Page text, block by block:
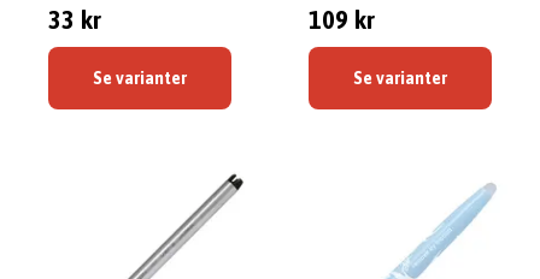
33 kr
Se varianter
109 kr
Se varianter